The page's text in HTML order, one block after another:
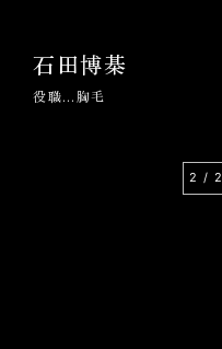
石田博棊
役職…胸毛
2 / 2